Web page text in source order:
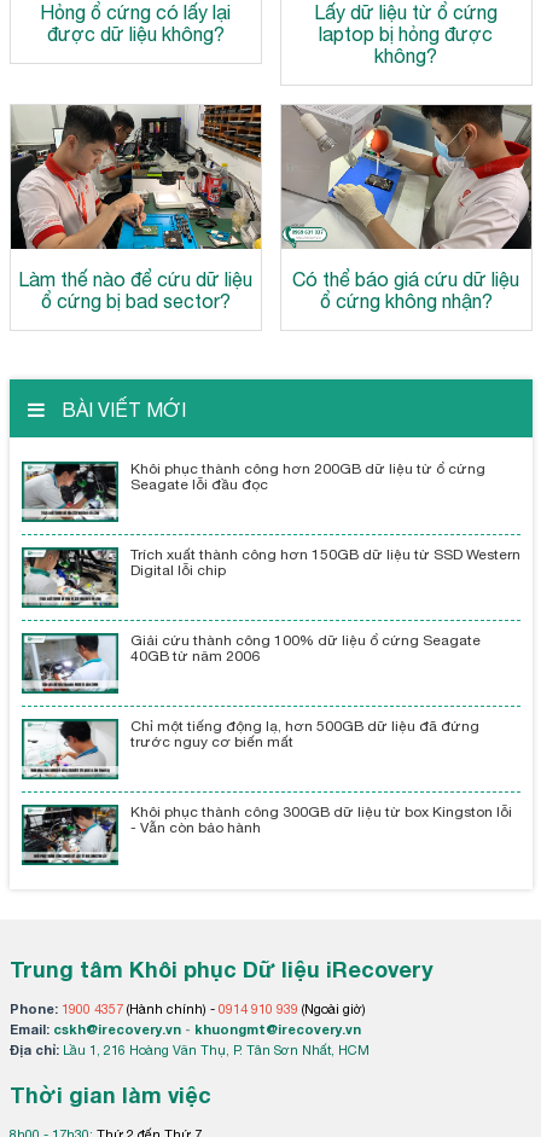
Hỏng ổ cứng có lấy lại
được dữ liệu không?
Lấy dữ liệu từ ổ cứng
laptop bị hỏng được
không?
Làm thế nào để cứu dữ liệu
ổ cứng bị bad sector?
Có thể báo giá cứu dữ liệu
ổ cứng không nhận?
BÀI VIẾT MỚI
Khôi phục thành công hơn 200GB dữ liệu từ ổ cứng
Seagate lỗi đầu đọc
Trích xuất thành công hơn 150GB dữ liệu từ SSD Western
Digital lỗi chip
Giải cứu thành công 100% dữ liệu ổ cứng Seagate
40GB từ năm 2006
Chỉ một tiếng động lạ, hơn 500GB dữ liệu đã đứng
trước nguy cơ biến mất
Khôi phục thành công 300GB dữ liệu từ box Kingston lỗi
- Vẫn còn bảo hành
Trung tâm Khôi phục Dữ liệu iRecovery
Phone: 1900 4357(Hành chính) - 0914 910 939 (Ngoài giờ)
Email: cskh@irecovery.vn- khuongmt@irecovery.vn
Địa chỉ: Lầu 1, 216 Hoàng Văn Thụ, P. Tân Sơn Nhất, HCM
Thời gian làm việc